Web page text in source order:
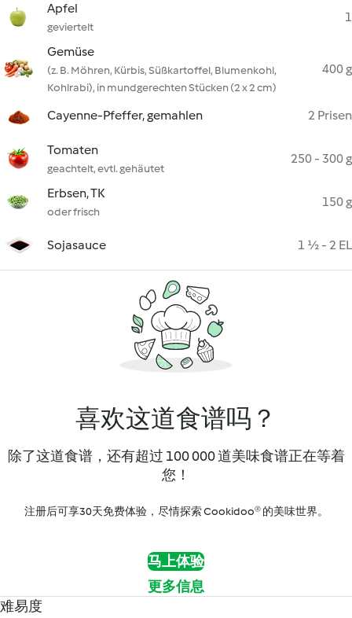
Apfel
geviertelt
1
Gemüse
(z. B. Möhren, Kürbis, Süßkartoffel, Blumenkohl,
Kohlrabi), in mundgerechten Stücken (2 x 2 cm)
400 g
Cayenne-Pfeffer, gemahlen 2 Prisen
Tomaten
geachtelt, evtl. gehäutet
250 - 300 g
Erbsen, TK
oder frisch
150 g
Sojasauce 1 ½ - 2 EL
喜欢这道食谱吗？
除了这道食谱，还有超过 100 000 道美味食谱正在等着
您！
注册后可享30天免费体验，尽情探索 Cookidoo® 的美味世界。
马上体验
更多信息
难易度